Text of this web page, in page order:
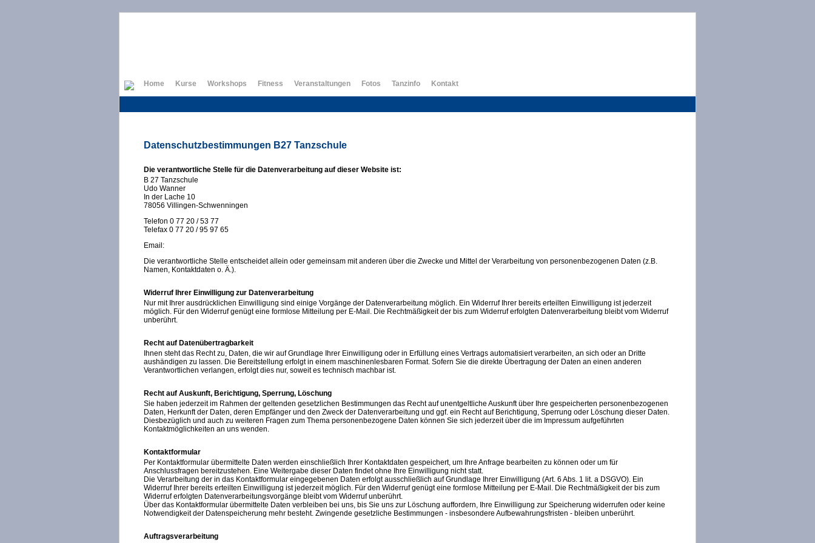
Home Kurse Workshops Fitness Veranstaltungen Fotos Tanzinfo Kontakt
Datenschutzbestimmungen B27 Tanzschule
Die verantwortliche Stelle für die Datenverarbeitung auf dieser Website ist:
B 27 Tanzschule
Udo Wanner
In der Lache 10
78056 Villingen-Schwenningen
Telefon 0 77 20 / 53 77
Telefax 0 77 20 / 95 97 65
Email:
Die verantwortliche Stelle entscheidet allein oder gemeinsam mit anderen über die Zwecke und Mittel der Verarbeitung von personenbezogenen Daten (z.B.
Namen, Kontaktdaten o. Ä.).
Widerruf Ihrer Einwilligung zur Datenverarbeitung
Nur mit Ihrer ausdrücklichen Einwilligung sind einige Vorgänge der Datenverarbeitung möglich. Ein Widerruf Ihrer bereits erteilten Einwilligung ist jederzeit
möglich. Für den Widerruf genügt eine formlose Mitteilung per E-Mail. Die Rechtmäßigkeit der bis zum Widerruf erfolgten Datenverarbeitung bleibt vom Widerruf
unberührt.
Recht auf Datenübertragbarkeit
Ihnen steht das Recht zu, Daten, die wir auf Grundlage Ihrer Einwilligung oder in Erfüllung eines Vertrags automatisiert verarbeiten, an sich oder an Dritte
aushändigen zu lassen. Die Bereitstellung erfolgt in einem maschinenlesbaren Format. Sofern Sie die direkte Übertragung der Daten an einen anderen
Verantwortlichen verlangen, erfolgt dies nur, soweit es technisch machbar ist.
Recht auf Auskunft, Berichtigung, Sperrung, Löschung
Sie haben jederzeit im Rahmen der geltenden gesetzlichen Bestimmungen das Recht auf unentgeltliche Auskunft über Ihre gespeicherten personenbezogenen
Daten, Herkunft der Daten, deren Empfänger und den Zweck der Datenverarbeitung und ggf. ein Recht auf Berichtigung, Sperrung oder Löschung dieser Daten.
Diesbezüglich und auch zu weiteren Fragen zum Thema personenbezogene Daten können Sie sich jederzeit über die im Impressum aufgeführten
Kontaktmöglichkeiten an uns wenden.
Kontaktformular
Per Kontaktformular übermittelte Daten werden einschließlich Ihrer Kontaktdaten gespeichert, um Ihre Anfrage bearbeiten zu können oder um für
Anschlussfragen bereitzustehen. Eine Weitergabe dieser Daten findet ohne Ihre Einwilligung nicht statt.
Die Verarbeitung der in das Kontaktformular eingegebenen Daten erfolgt ausschließlich auf Grundlage Ihrer Einwilligung (Art. 6 Abs. 1 lit. a DSGVO). Ein
Widerruf Ihrer bereits erteilten Einwilligung ist jederzeit möglich. Für den Widerruf genügt eine formlose Mitteilung per E-Mail. Die Rechtmäßigkeit der bis zum
Widerruf erfolgten Datenverarbeitungsvorgänge bleibt vom Widerruf unberührt.
Über das Kontaktformular übermittelte Daten verbleiben bei uns, bis Sie uns zur Löschung auffordern, Ihre Einwilligung zur Speicherung widerrufen oder keine
Notwendigkeit der Datenspeicherung mehr besteht. Zwingende gesetzliche Bestimmungen - insbesondere Aufbewahrungsfristen - bleiben unberührt.
Auftragsverarbeitung